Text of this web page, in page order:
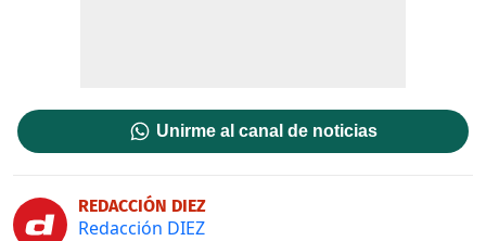
Unirme al canal de noticias
REDACCIÓN DIEZ
Redacción DIEZ